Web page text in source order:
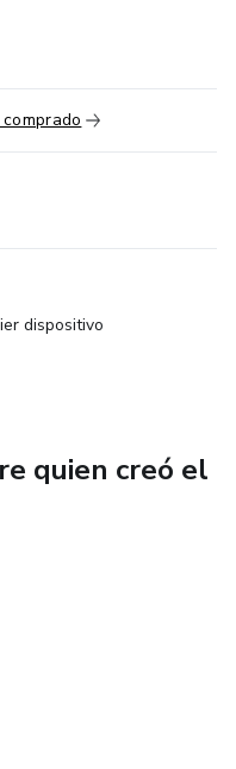
ingresos a
privada de
tus experiencias, hacer
en vivo
específicas y
con los
dispositivo
quien creó el